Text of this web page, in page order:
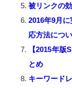
被リンクの
2016年9月
応方法につ
【2015年
とめ
キーワード